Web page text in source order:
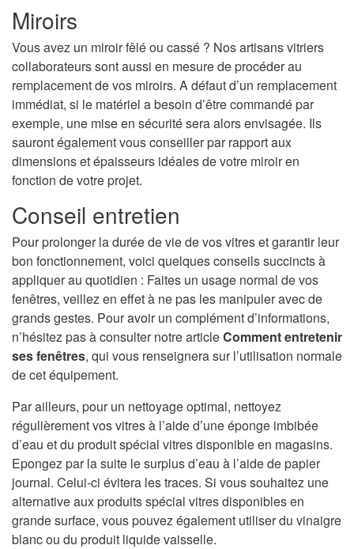
Miroirs
Vous avez un miroir fêlé ou cassé ? Nos artisans vitriers
collaborateurs sont aussi en mesure de procéder au
remplacement de vos miroirs. A défaut d’un remplacement
immédiat, si le matériel a besoin d’être commandé par
exemple, une mise en sécurité sera alors envisagée. Ils
sauront également vous conseiller par rapport aux
dimensions et épaisseurs idéales de votre miroir en
fonction de votre projet.
Conseil entretien
Pour prolonger la durée de vie de vos vitres et garantir leur
bon fonctionnement, voici quelques conseils succincts à
appliquer au quotidien : Faites un usage normal de vos
fenêtres, veillez en effet à ne pas les manipuler avec de
grands gestes. Pour avoir un complément d’informations,
n’hésitez pas à consulter notre articleComment entretenir
ses fenêtres, qui vous renseignera sur l’utilisation normale
de cet équipement.
Par ailleurs, pour un nettoyage optimal, nettoyez
régulièrement vos vitres à l’aide d’une éponge imbibée
d’eau et du produit spécial vitres disponible en magasins.
Epongez par la suite le surplus d’eau à l’aide de papier
journal. Celui-ci évitera les traces. Si vous souhaitez une
alternative aux produits spécial vitres disponibles en
grande surface, vous pouvez également utiliser du vinaigre
blanc ou du produit liquide vaisselle.